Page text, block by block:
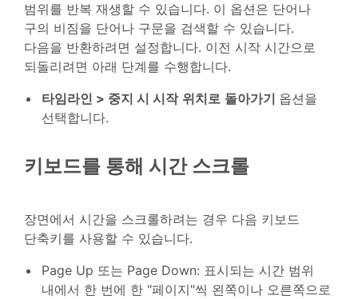
범위를 반복 재생할 수 있습니다. 이 옵션은 단어나
구의 비짐을 단어나 구문을 검색할 수 있습니다.
다음을 반환하려면 설정합니다. 이전 시작 시간으로
되돌리려면 아래 단계를 수행합니다.
타임라인 > 중지 시 시작 위치로 돌아가기 옵션을
선택합니다.
키보드를 통해 시간 스크롤
장면에서 시간을 스크롤하려는 경우 다음 키보드
단축키를 사용할 수 있습니다.
Page Up 또는 Page Down: 표시되는 시간 범위
내에서 한 번에 한 "페이지"씩 왼쪽이나 오른쪽으로